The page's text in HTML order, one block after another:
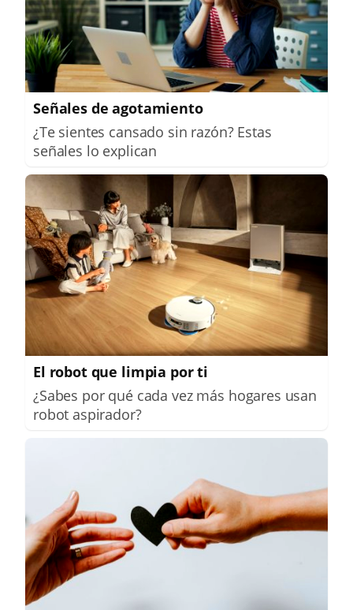
Señales de agotamiento
¿Te sientes cansado sin razón? Estas
señales lo explican
El robot que limpia por ti
¿Sabes por qué cada vez más hogares usan
robot aspirador?